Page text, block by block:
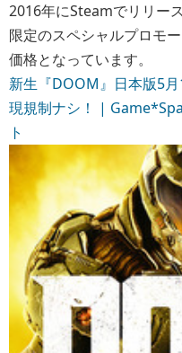
2016年にSteamでリリー
限定のスペシャルプロモ
価格となっています。
新生『DOOM』日本版5
現規制ナシ！ |
ト